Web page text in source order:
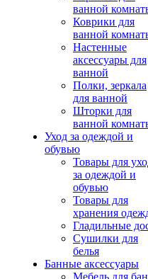
ванной
Коврики для
ванной
Настенные
аксессуары для
ванной
Полки, зеркала
для ванной
Шторки для
ванной
Уход за одеждой и
обувью
Товары для
за одеждой и
обувью
Товары для
хранения
Гладильные
Сушилки для
белья
Банные аксессуары
Мебель для